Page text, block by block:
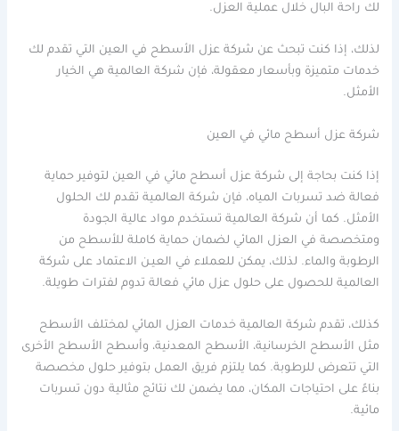
لك راحة البال خلال عملية العزل.
لذلك، إذا كنت تبحث عن شركة عزل الأسطح في العين التي تقدم لك
خدمات متميزة وبأسعار معقولة، فإن شركة العالمية هي الخيار
الأمثل.
شركة عزل أسطح مائي في العين
إذا كنت بحاجة إلى شركة عزل أسطح مائي في العين لتوفير حماية
فعالة ضد تسربات المياه، فإن شركة العالمية تقدم لك الحلول
الأمثل. كما أن شركة العالمية تستخدم مواد عالية الجودة
ومتخصصة في العزل المائي لضمان حماية كاملة للأسطح من
الرطوبة والماء. لذلك، يمكن للعملاء في العيـن الاعتماد على شركة
العالمية للحصول على حلول عزل مائي فعالة تدوم لفترات طويلة.
كذلك، تقدم شركة العالمية خدمات العزل المائي لمختلف الأسطح
مثل الأسطح الخرسانية، الأسطح المعدنية، وأسطح الأسطح الأخرى
التي تتعرض للرطوبة. كما يلتزم فريق العمل بتوفير حلول مخصصة
بناءً على احتياجات المكان، مما يضمن لك نتائج مثالية دون تسربات
مائية.